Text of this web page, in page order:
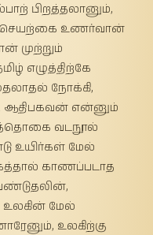
பிறத்தலானும்,
செயற்கை உணர்வான்
முற்றும்
எழுத்திற்கே
நோக்கி,
ஆதிபகவன் என்னும்
வடநூல்
உயிர்கள் மேல்
காணப்படாத
மேல்
உலகிற்கு